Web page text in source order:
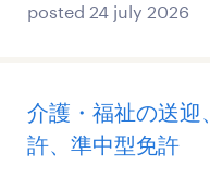
posted 24 july 2026
介護・福祉の送迎
許、準中型免許